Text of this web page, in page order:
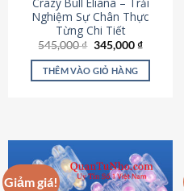
Crazy Bull Eliana – Trải
Nghiệm Sự Chân Thực
Từng Chi Tiết
545,000₫ Giá
là:
545,000 ₫.
345,000₫Giá
tại
THÊM VÀO GIỎ HÀNG
Giảm giá!